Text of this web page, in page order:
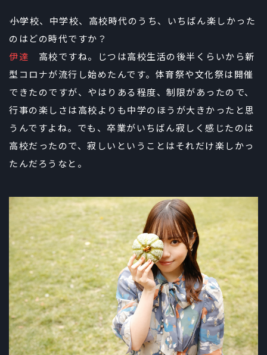
――小学校、中学校、高校時代のうち、いちばん楽しかった
のはどの時代ですか？
伊達 高校ですね。じつは高校生活の後半くらいから新
型コロナが流行し始めたんです。体育祭や文化祭は開催
できたのですが、やはりある程度、制限があったので、
行事の楽しさは高校よりも中学のほうが大きかったと思
うんですよね。でも、卒業がいちばん寂しく感じたのは
高校だったので、寂しいということはそれだけ楽しかっ
たんだろうなと。